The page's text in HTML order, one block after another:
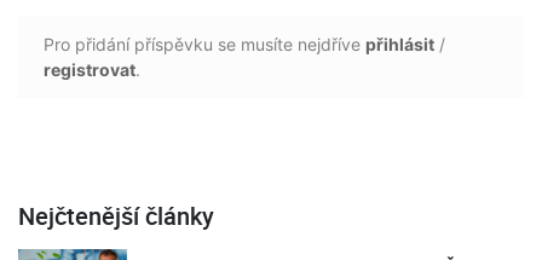
Pro přidání příspěvku se musíte nejdříve přihlásit /
registrovat.
Nejčtenější články